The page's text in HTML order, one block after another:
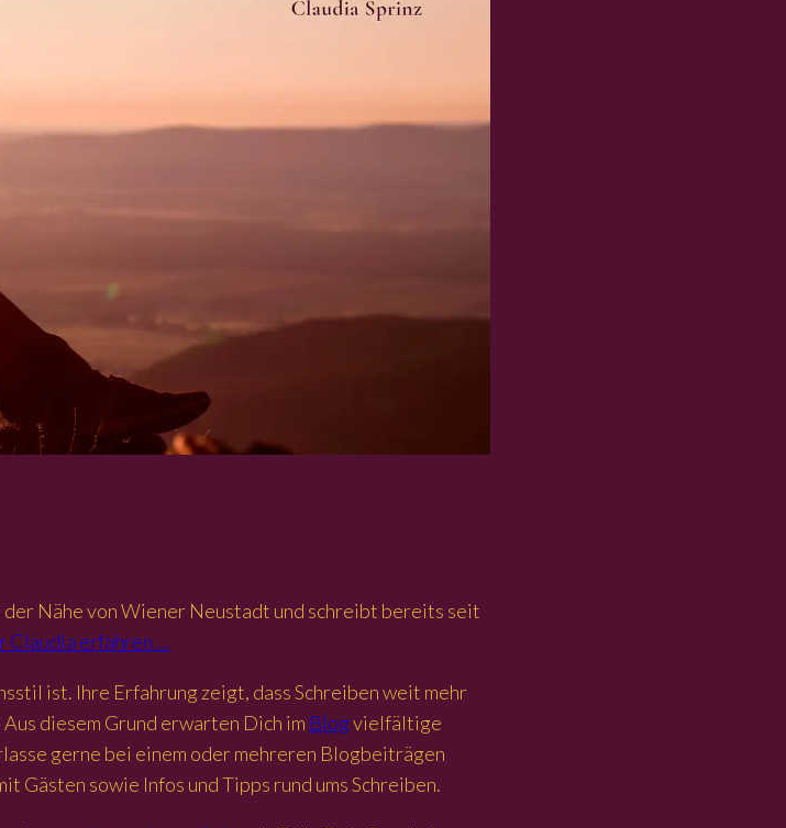
Nähe von Wiener Neustadt und schreibt bereits seit
Claudia erfahren …
ist. Ihre Erfahrung zeigt, dass Schreiben weit mehr
diesem Grund erwarten Dich im Blogvielfältige
gerne bei einem oder mehreren Blogbeiträgen
Gästen sowie Infos und Tipps rund ums Schreiben.